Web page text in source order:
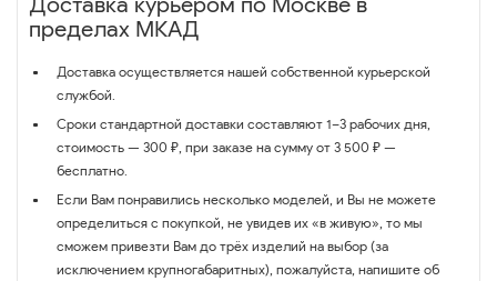
пределах МКАД
Доставка осуществляется нашей собственной курьерской
службой.
Сроки стандартной доставки составляют 1–3 рабочих дня,
стоимость — 300 ₽, при заказе на сумму от 3 500 ₽ —
бесплатно.
Если Вам понравились несколько моделей, и Вы не можете
определиться с покупкой, не увидев их «в живую», то мы
сможем привезти Вам до трёх изделий на выбор (за
исключением крупногабаритных), пожалуйста, напишите об